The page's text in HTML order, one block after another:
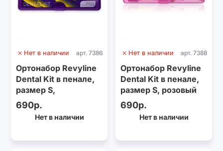
Нет в наличии арт. 7386
Ортонабор Revyline
Dental Kit в пенале,
размер S,
фиолетовый
690р.
Нет в наличии
Нет в наличии арт. 7388
Ортонабор Revyline
Dental Kit в пенале,
размер S, розовый
690р.
Нет в наличии